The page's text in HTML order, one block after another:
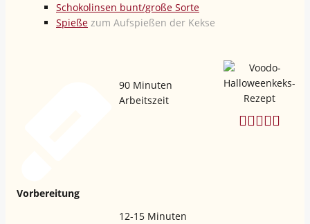
Schokolinsen bunt/große Sorte
Spieße zum Aufspießen der Kekse
Vorbereitung
90 Minuten
Arbeitszeit
12-15 Minuten